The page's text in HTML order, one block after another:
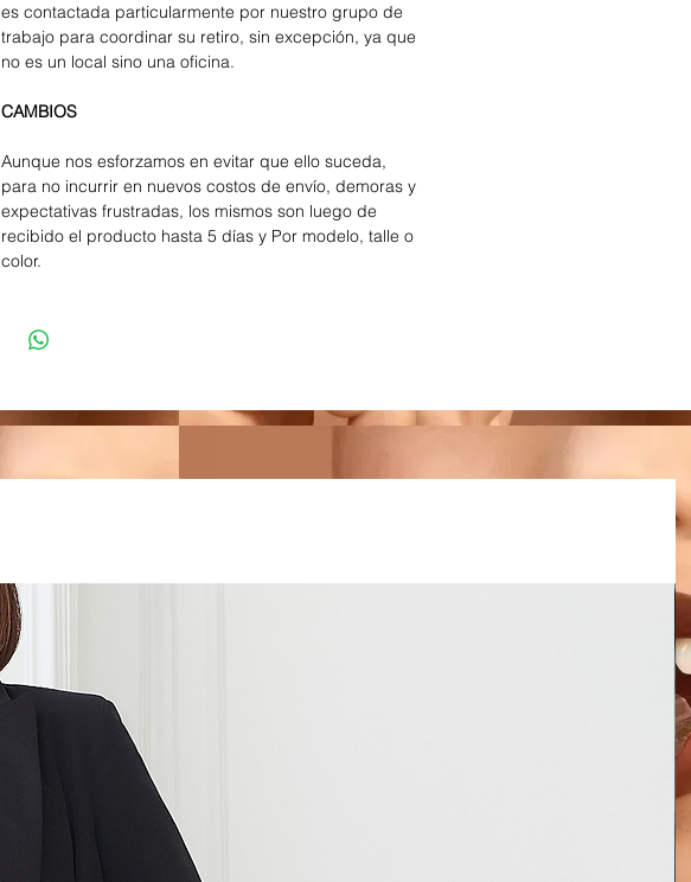
es contactada particularmente por nuestro grupo de
trabajo para coordinar su retiro, sin excepción, ya que
no es un local sino una oficina.
CAMBIOS
Aunque nos esforzamos en evitar que ello suceda,
para no incurrir en nuevos costos de envío, demoras y
expectativas frustradas, los mismos son luego de
recibido el producto hasta 5 días y Por modelo, talle o
color.